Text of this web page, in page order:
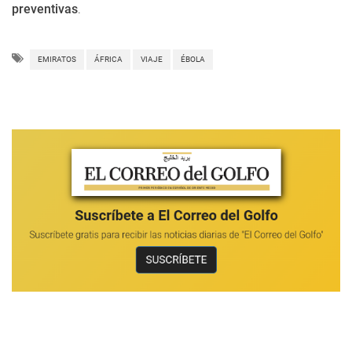
preventivas.
EMIRATOS ÁFRICA VIAJE ÉBOLA